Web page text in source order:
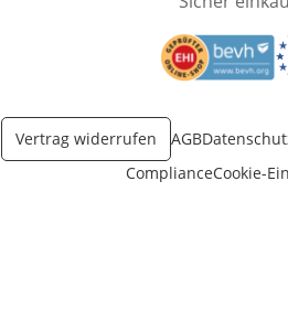
Öffnet in
Vertrag widerrufen AGB
ComplianceCookie-